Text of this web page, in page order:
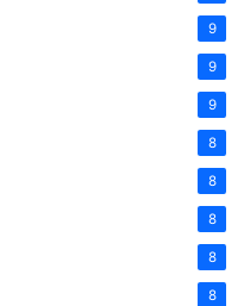
9
9
9
8
8
8
8
8